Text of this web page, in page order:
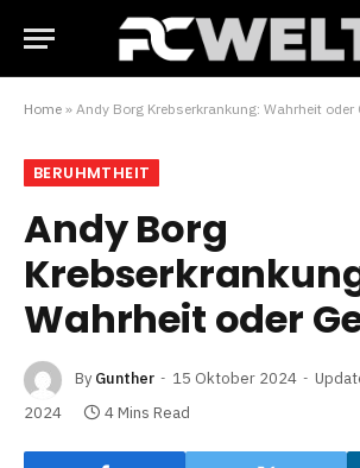
Home » Andy Borg Krebserkrankung: Wahrheit oder
BERUHMTHEIT
Andy Borg
Wahrheit oder
By Gunther 15 Oktober 2024
2024
4 Mins Read